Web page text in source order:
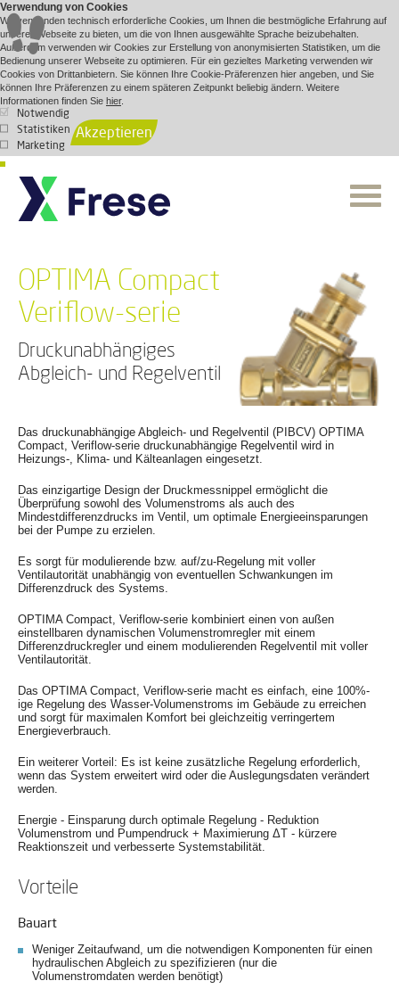
Verwendung von Cookies
Wir verwenden technisch erforderliche Cookies, um Ihnen die bestmögliche Erfahrung auf
unserer Webseite zu bieten, um die von Ihnen ausgewählte Sprache beizubehalten.
Außerdem verwenden wir Cookies zur Erstellung von anonymisierten Statistiken, um die
Bedienung unserer Webseite zu optimieren. Für ein gezieltes Marketing verwenden wir
Cookies von Drittanbietern. Sie können Ihre Cookie-Präferenzen hier angeben, und Sie
können Ihre Präferenzen zu einem späteren Zeitpunkt beliebig ändern. Weitere
Informationen finden Sie hier.
Notwendig
Statistiken
Marketing
Akzeptieren
OPTIMA Compact
Veriflow-serie
Druckunabhängiges
Abgleich- und Regelventil
Das druckunabhängige Abgleich- und Regelventil (PIBCV) OPTIMA
Compact, Veriflow-serie druckunabhängige Regelventil wird in
Heizungs-, Klima- und Kälteanlagen eingesetzt.
Das einzigartige Design der Druckmessnippel ermöglicht die
Überprüfung sowohl des Volumenstroms als auch des
Mindestdifferenzdrucks im Ventil, um optimale Energieeinsparungen
bei der Pumpe zu erzielen.
Es sorgt für modulierende bzw. auf/zu-Regelung mit voller
Ventilautorität unabhängig von eventuellen Schwankungen im
Differenzdruck des Systems.
OPTIMA Compact, Veriflow-serie kombiniert einen von außen
einstellbaren dynamischen Volumenstromregler mit einem
Differenzdruckregler und einem modulierenden Regelventil mit voller
Ventilautorität.
Das OPTIMA Compact, Veriflow-serie macht es einfach, eine 100%-
ige Regelung des Wasser-Volumenstroms im Gebäude zu erreichen
und sorgt für maximalen Komfort bei gleichzeitig verringertem
Energieverbrauch.
Ein weiterer Vorteil: Es ist keine zusätzliche Regelung erforderlich,
wenn das System erweitert wird oder die Auslegungsdaten verändert
werden.
Energie - Einsparung durch optimale Regelung - Reduktion
Volumenstrom und Pumpendruck + Maximierung ΔT - kürzere
Reaktionszeit und verbesserte Systemstabilität.
Vorteile
Bauart
Weniger Zeitaufwand, um die notwendigen Komponenten für einen
hydraulischen Abgleich zu spezifizieren (nur die
Volumenstromdaten werden benötigt)